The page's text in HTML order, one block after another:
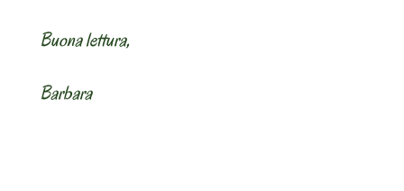
Buona lettura,
Barbara